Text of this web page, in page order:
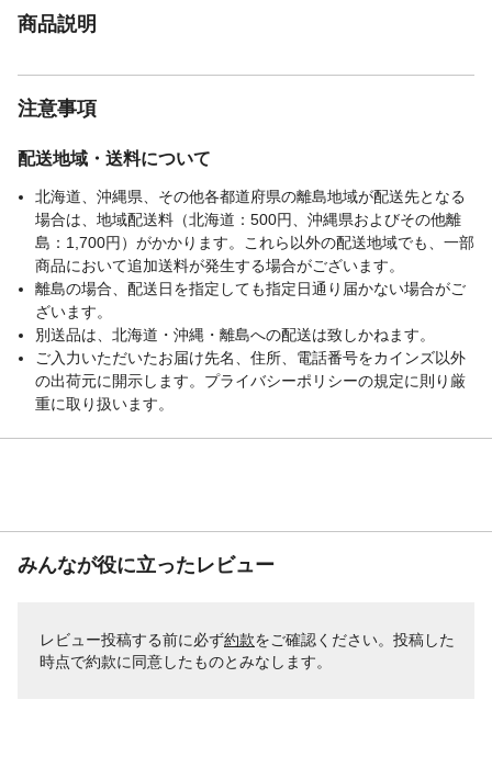
商品説明
注意事項
配送地域・送料について
北海道、沖縄県、その他各都道府県の離島地域が配送先となる
場合は、地域配送料（北海道：500円、沖縄県およびその他離
島：1,700円）がかかります。これら以外の配送地域でも、一部
商品において追加送料が発生する場合がございます。
離島の場合、配送日を指定しても指定日通り届かない場合がご
ざいます。
別送品は、北海道・沖縄・離島への配送は致しかねます。
ご入力いただいたお届け先名、住所、電話番号をカインズ以外
の出荷元に開示します。プライバシーポリシーの規定に則り厳
重に取り扱います。
みんなが役に立ったレビュー
レビュー投稿する前に必ず約款をご確認ください。投稿した
時点で約款に同意したものとみなします。